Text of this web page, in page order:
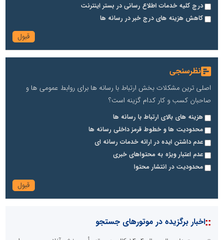
درج کلیه خدمات اطلاع رسانی در بستر اینترنت
کاهش هزینه های درج خبر در رسانه ها
نظرسنجی
اصلی ترین مشکلات بخش ارتباط با رسانه ها برای روابط عمومی ها و
صاحبان کسب و کار کدام گزینه است؟
هزینه های بالای ارتباط با رسانه ها
محدودیت ها و خطوط قرمز داخلی رسانه ها
عدم داشتن ایده در ارائه خدمات رسانه ای
عدم اعتبار ویژه به محتواهای خبری
محدودیت در انتشار محتوا
::اخبار برگزیده در موتورهای جستجو